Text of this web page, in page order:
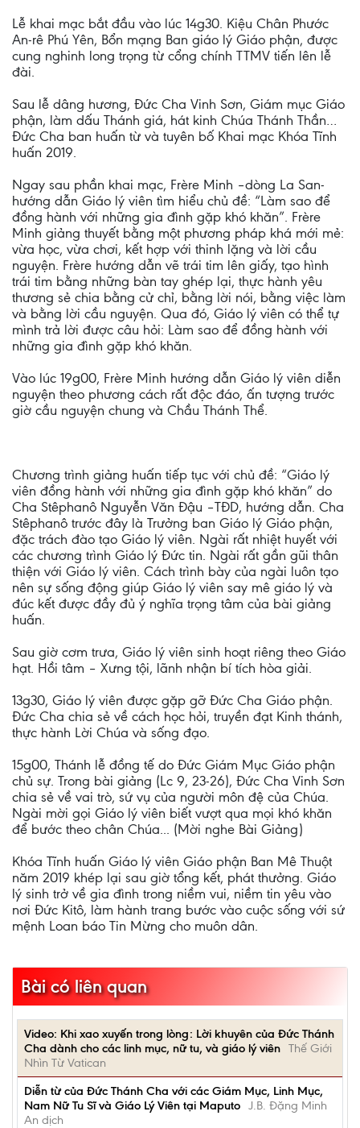
Lễ khai mạc bắt đầu vào lúc 14g30. Kiệu Chân Phước
An-rê Phú Yên, Bổn mạng Ban giáo lý Giáo phận, được
cung nghinh long trọng từ cổng chính TTMV tiến lên lễ
đài.
Sau lễ dâng hương, Đức Cha Vinh Sơn, Giám mục Giáo
phận, làm dấu Thánh giá, hát kinh Chúa Thánh Thần…
Đức Cha ban huấn từ và tuyên bố Khai mạc Khóa Tĩnh
huấn 2019.
Ngay sau phần khai mạc, Frère Minh –dòng La San-
hướng dẫn Giáo lý viên tìm hiểu chủ đề: “Làm sao để
đồng hành với những gia đình gặp khó khăn”. Frère
Minh giảng thuyết bằng một phương pháp khá mới mẻ:
vừa học, vừa chơi, kết hợp với thinh lặng và lời cầu
nguyện. Frère hướng dẫn vẽ trái tim lên giấy, tạo hình
trái tim bằng những bàn tay ghép lại, thực hành yêu
thương sẻ chia bằng cử chỉ, bằng lời nói, bằng việc làm
và bằng lời cầu nguyện. Qua đó, Giáo lý viên có thể tự
mình trả lời được câu hỏi: Làm sao để đồng hành với
những gia đình gặp khó khăn.
Vào lúc 19g00, Frère Minh hướng dẫn Giáo lý viên diễn
nguyện theo phương cách rất độc đáo, ấn tượng trước
giờ cầu nguyện chung và Chầu Thánh Thể.
Chương trình giảng huấn tiếp tục với chủ đề: “Giáo lý
viên đồng hành với những gia đình gặp khó khăn” do
Cha Stêphanô Nguyễn Văn Đậu –TĐD, hướng dẫn. Cha
Stêphanô trước đây là Trưởng ban Giáo lý Giáo phận,
đặc trách đào tạo Giáo lý viên. Ngài rất nhiệt huyết với
các chương trình Giáo lý Đức tin. Ngài rất gần gũi thân
thiện với Giáo lý viên. Cách trình bày của ngài luôn tạo
nên sự sống động giúp Giáo lý viên say mê giáo lý và
đúc kết được đầy đủ ý nghĩa trọng tâm của bài giảng
huấn.
Sau giờ cơm trưa, Giáo lý viên sinh hoạt riêng theo Giáo
hạt. Hồi tâm – Xưng tội, lãnh nhận bí tích hòa giải.
13g30, Giáo lý viên được gặp gỡ Đức Cha Giáo phận.
Đức Cha chia sẻ về cách học hỏi, truyền đạt Kinh thánh,
thực hành Lời Chúa và sống đạo.
15g00, Thánh lễ đồng tế do Đức Giám Mục Giáo phận
chủ sự. Trong bài giảng (Lc 9, 23-26), Đức Cha Vinh Sơn
chia sẻ về vai trò, sứ vụ của người môn đệ của Chúa.
Ngài mời gọi Giáo lý viên biết vượt qua mọi khó khăn
để bước theo chân Chúa... (Mời nghe Bài Giảng)
Khóa Tĩnh huấn Giáo lý viên Giáo phận Ban Mê Thuột
năm 2019 khép lại sau giờ tổng kết, phát thưởng. Giáo
lý sinh trở về gia đình trong niềm vui, niềm tin yêu vào
nơi Đức Kitô, làm hành trang bước vào cuộc sống với sứ
mệnh Loan báo Tin Mừng cho muôn dân.
Bài có liên quan
Video: Khi xao xuyến trong lòng: Lời khuyên của Đức Thánh
Cha dành cho các linh mục, nữ tu, và giáo lý viên Thế Giới
Nhìn Từ Vatican
Diễn từ của Đức Thánh Cha với các Giám Mục, Linh Mục,
Nam Nữ Tu Sĩ và Giáo Lý Viên tại Maputo J.B. Đặng Minh
An dịch